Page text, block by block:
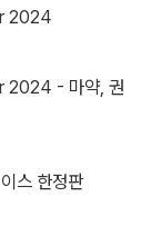
2024
2024 - 마약, 권
스 한정판